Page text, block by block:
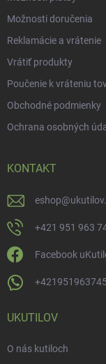
Možnosti doručenia
Reklamácie a vrátenie
Vrátiť produkty
Poučenie k vráteniu
Obchodné podmienky
Ochrana osobných
KONTAKT
eshop@
+421 951 963
Facebook
UKUTILOV
O nás kutiloch